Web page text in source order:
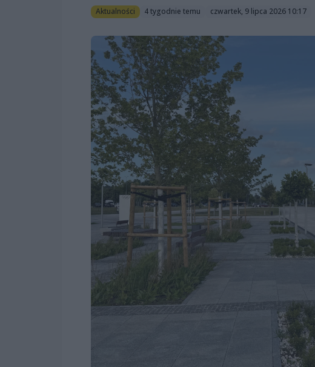
Aktualności 4 tygodnie temu czwartek, 9 lipca 2026 10:17